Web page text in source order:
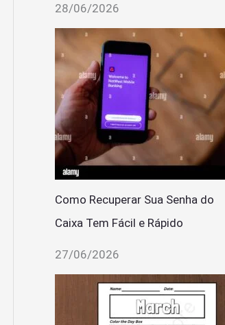
28/06/2026
Como Recuperar Sua Senha do
Caixa Tem Fácil e Rápido
27/06/2026